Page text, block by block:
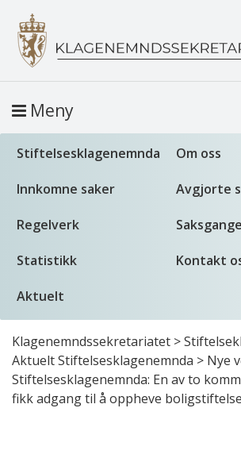
Meny
Stiftelsesklagenemnda Om oss
Innkomne saker Avgjorte
Regelverk
Statistikk Kontakt
Aktuelt
Klagenemndssekretariatet >
Aktuelt Stiftelsesklagenemnda > Nye
Stiftelsesklagenemnda: En av to
fikk adgang til å oppheve